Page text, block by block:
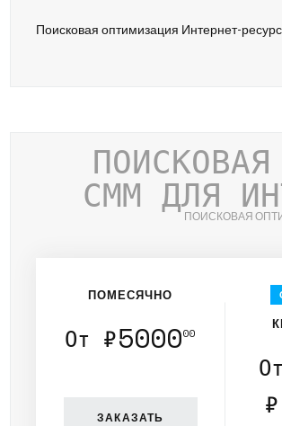
Поисковая оптимизация Интернет-
СММ ДЛЯ
ПОИСКОВАЯ
ПОМЕСЯЧНО
От ₽500000
ЗАКАЗАТЬ
₽